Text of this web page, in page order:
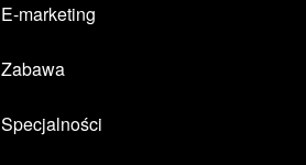
E-marketing
Zabawa
Specjalności